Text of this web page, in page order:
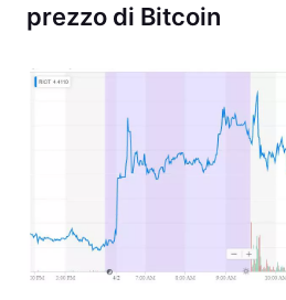
prezzo di Bitcoin